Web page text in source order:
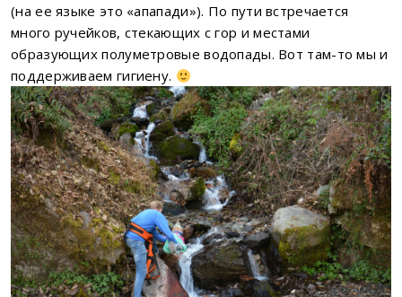
(на ее языке это «апапади»). По пути встречается
много ручейков, стекающих с гор и местами
образующих полуметровые водопады. Вот там-то мы и
поддерживаем гигиену.